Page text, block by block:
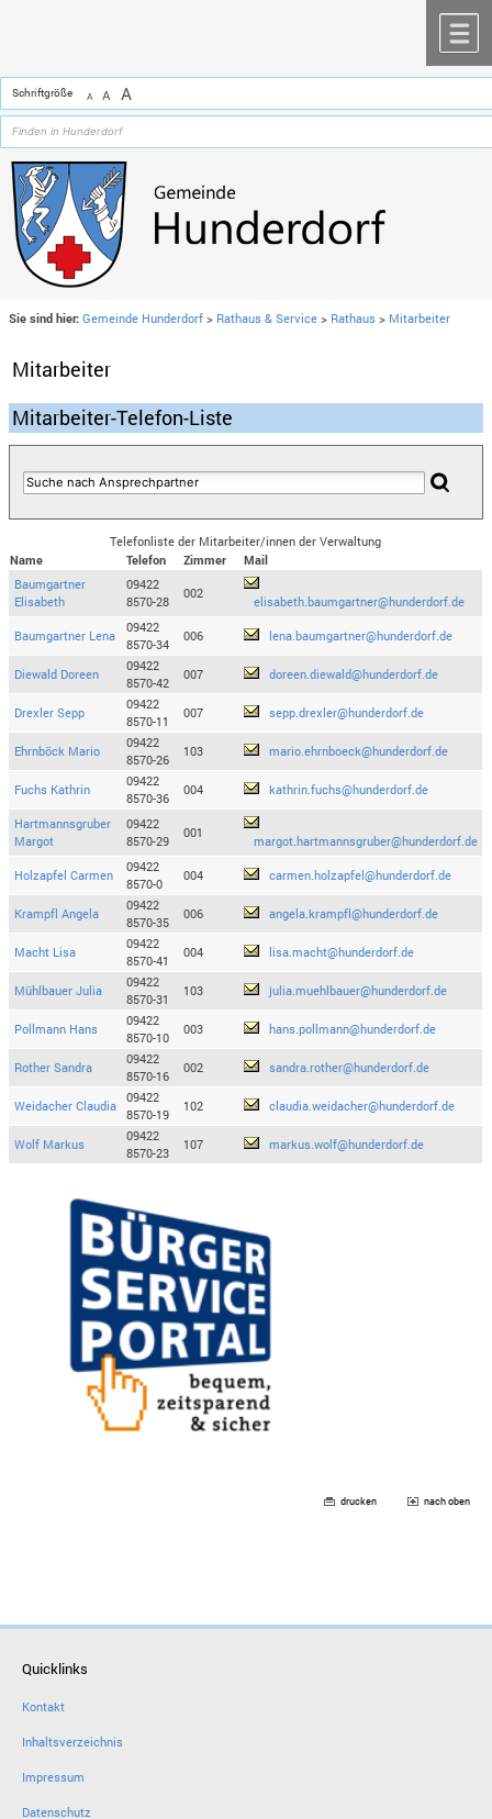
Schriftgröße A A A
Sie sind hier: Gemeinde Hunderdorf > Rathaus & Service > Rathaus > Mitarbeiter
Mitarbeiter
Mitarbeiter-Telefon-Liste
Telefonliste der Mitarbeiter/innen der Verwaltung
Name
Telefon Zimmer
Mail
Baumgartner
Elisabeth
09422
8570-28
002
elisabeth.baumgartner@hunderdorf.de
Baumgartner Lena
09422
8570-34
006 lena.baumgartner@hunderdorf.de
Diewald Doreen
09422
8570-42
007 doreen.diewald@hunderdorf.de
Drexler Sepp
09422
8570-11
007 sepp.drexler@hunderdorf.de
Ehrnböck Mario
09422
8570-26
103 mario.ehrnboeck@hunderdorf.de
Fuchs Kathrin
09422
8570-36
004 kathrin.fuchs@hunderdorf.de
Hartmannsgruber
Margot
09422
8570-29
001
margot.hartmannsgruber@hunderdorf.de
Holzapfel Carmen
09422
8570-0
004 carmen.holzapfel@hunderdorf.de
Krampfl Angela
09422
8570-35
006 angela.krampfl@hunderdorf.de
Macht Lisa
09422
8570-41
004 lisa.macht@hunderdorf.de
Mühlbauer Julia
09422
8570-31
103 julia.muehlbauer@hunderdorf.de
Pollmann Hans
09422
8570-10
003 hans.pollmann@hunderdorf.de
Rother Sandra
09422
8570-16
002 sandra.rother@hunderdorf.de
Weidacher Claudia
09422
8570-19
102 claudia.weidacher@hunderdorf.de
Wolf Markus
09422
8570-23
107 markus.wolf@hunderdorf.de
drucken nach oben
Quicklinks
Kontakt
Inhaltsverzeichnis
Impressum
Datenschutz